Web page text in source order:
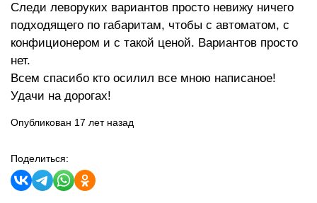
Следи леворуких вариантов просто невижу ничего
подходящего по габаритам, чтобы с автоматом, с
конфиционером и с такой ценой. Вариантов просто
нет.
Всем спасибо кто осилил все мною написаное!
Удачи на дорогах!
Опубликован 17 лет назад
Поделиться: